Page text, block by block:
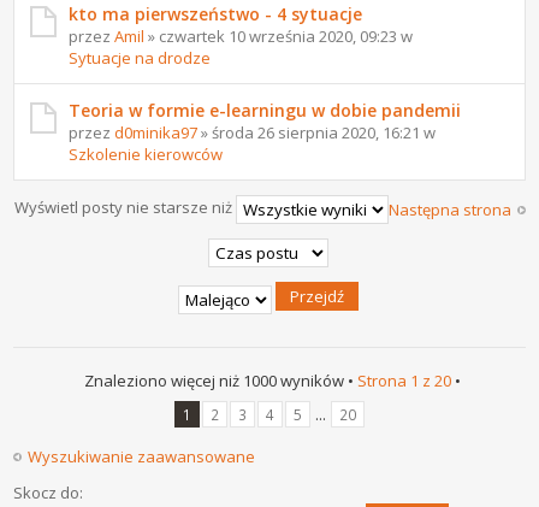
kto ma pierwszeństwo - 4 sytuacje
przezAmil » czwartek 10 września 2020, 09:23 w
Sytuacje na drodze
Teoria w formie e-learningu w dobie pandemii
przezd0minika97» środa 26 sierpnia 2020, 16:21 w
Szkolenie kierowców
Następna strona
Wyświetl posty nie starsze niż
Znaleziono więcej niż 1000 wyników • Strona 1 z 20 •
1 2 3 4 5 ... 20
Wyszukiwanie zaawansowane
Skocz do: